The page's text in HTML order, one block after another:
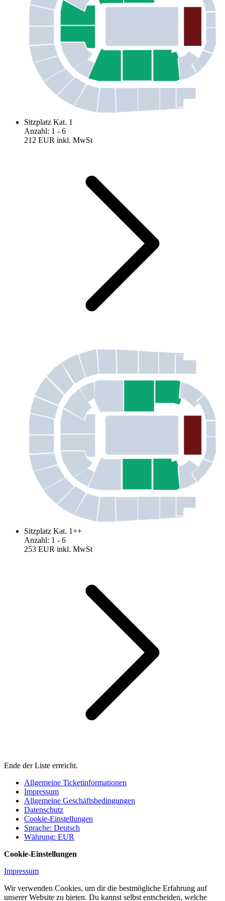
Sitzplatz Kat. 1
Anzahl: 1 - 6
212 EUR inkl. MwSt
Sitzplatz Kat. 1++
Anzahl: 1 - 6
253 EUR inkl. MwSt
Ende der Liste erreicht.
Allgemeine Ticketinformationen
Impressum
Allgemeine Geschäftsbedingungen
Datenschutz
Cookie-Einstellungen
Sprache: Deutsch
Währung: EUR
Cookie-Einstellungen
Impressum
Wir verwenden Cookies, um dir die bestmögliche Erfahrung auf
unserer Website zu bieten. Du kannst selbst entscheiden, welche